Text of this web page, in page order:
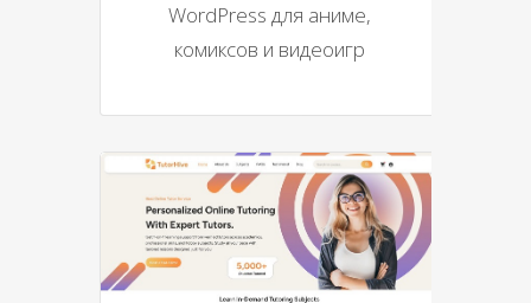
WordPress для аниме,
комиксов и видеоигр